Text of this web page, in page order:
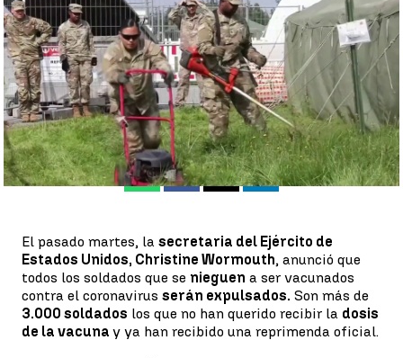
Antena 3 Noticias
Publicado:03 de febrero de 2022, 09:19
WhatsappFacebook
X Linkedin
El pasado martes, la secretaria del Ejército de
Estados Unidos, Christine Wormouth, anunció que
todos los soldados que se nieguen a ser vacunados
contra el coronavirus serán expulsados. Son más de
3.000 soldados los que no han querido recibir la dosis
de la vacuna y ya han recibido una reprimenda oficial.